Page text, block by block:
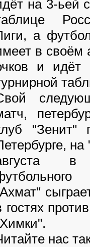
на 3-ьей
а
в своём
и идёт
"Зенит"
гостях
нас